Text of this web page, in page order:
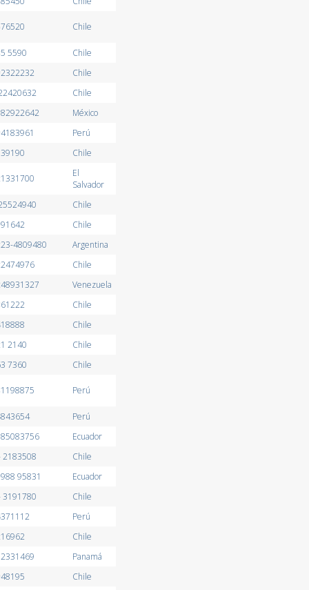
Chile
5590
Chile
Chile
Chile
México
Perú
Chile
El
Salvador
Chile
Chile
4809480
Argentina
Chile
Venezuela
Chile
Chile
2140
Chile
7360 Chile
Perú
Perú
Ecuador
2183508
Chile
95831
Ecuador
3191780
Chile
Perú
Chile
Panamá
Chile